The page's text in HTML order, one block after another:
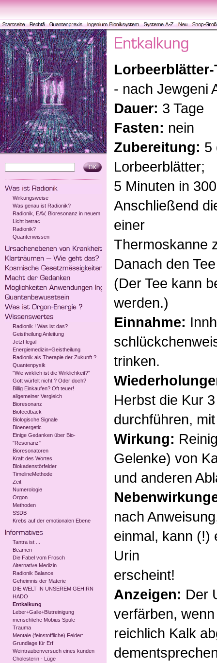
Wirkungsweise
Was genau ist Radionik?
Radionik, EAV, Bioresonanz in neuem
Licht betrac
Radionik?
Quantenwissen
Radionik ! Was ist das?
Geistheilung Anleitung
Jetzt legal
Energiemedizin+Geistheilung
Radionik als Therapie der Zukunft ?
Quantenpysik
"Wie wirklich ist die Wirklichkeit?"
Gott würfelt nicht ? Oder doch?
Billig Einkaufen? Oft teuer!
allgemeiner Vergleich
Bioresonanz
Biofeedback
Biologische Signale
Bioenergetic
Einige Gedanken über Bio-
"Resonanz"
Bioresonatoren
Kraft des Wortes
Blokadenstörfelder
TimelineMethode
Zeit
Numerologie
Orgon
Methoden
SSDB
Krebs auf der emotionalen Ebene
Tantra ist ...
Beamen
Die Fabel vom Frosch
Alternative Medizin
Radionik Balance
Geheimnis der Materie
DIE WELT IN UNSEREM GEHIRN
HADO
Entkalkung
Leber+Galle+Blutreinigung
menschliche Möbius Spule
Trauma
Mentale (feinstoffliche) Felder:
Grundlage für Erf
Weintraubenversuch eines kunden
Cholesterin - Lüge
Lorbeerblätter-
- nach Jewgeni
Dauer: 3 Tage
Fasten: nein
Zubereitung: 5
Lorbeerblätter;
5 Minuten in
Anschließend
einer
Thermoskanne
Danach den
(Der Tee kann
werden.)
Einnahme:
trinken.
Herbst die Kur
durchführen,
Wirkung:
Gelenke) von
und anderen
nach
einmal, kann (!)
Urin
erscheint!
Anzeigen: Der
verfärben,
reichlich Kalk